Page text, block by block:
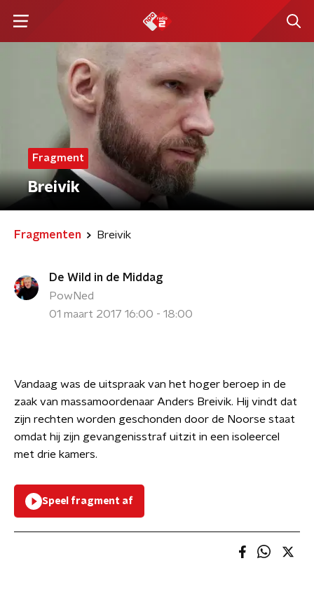
Fragment
Breivik
Fragmenten Breivik
De Wild in de Middag
PowNed
01 maart 2017 16:00 - 18:00
Vandaag was de uitspraak van het hoger beroep in de
zaak van massamoordenaar Anders Breivik. Hij vindt dat
zijn rechten worden geschonden door de Noorse staat
omdat hij zijn gevangenisstraf uitzit in een isoleercel
met drie kamers.
Speel fragment af